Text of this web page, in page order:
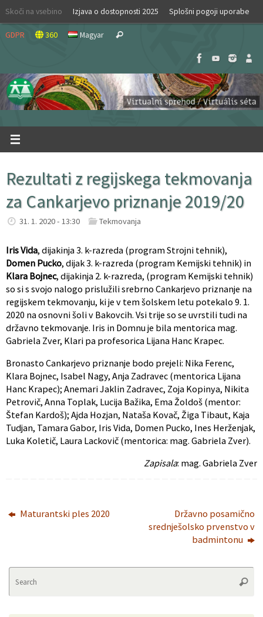
Skip
content
Skoči na vsebino Izjava o dostopnosti 2025 Splošni pogoji uporabe
GDPR 360 Magyar Search
Rezultati z regijskega tekmovanja
za Cankarjevo priznanje 2019/20
31. 1. 2020 - 13:30 Tekmovanja
Iris Vida, dijakinja 3. k-razreda (program Strojni tehnik),
Domen Pucko, dijak 3. k-razreda (program Kemijski tehnik) in
Klara Bojnec, dijakinja 2. k-razreda, (program Kemijski tehnik)
so si s svojo nalogo prislužili srebrno Cankarjevo priznanje na
regijskem tekmovanju, ki je v tem šolskem letu potekalo 9. 1.
2020 na osnovni šoli v Bakovcih. Vsi trije so se uvrstili tudi na
državno tekmovanje. Iris in Domnu je bila mentorica mag.
Gabriela Zver, Klari pa profesorica Lijana Hanc Krapec.
Bronasto Cankarjevo priznanje bodo prejeli: Nika Ferenc,
Klara Bojnec, Isabel Nagy, Anja Zadravec (mentorica Lijana
Hanc Krapec); Anemari Jaklin Zadravec, Zoja Kopinya, Nikita
Petrovič, Anna Toplak, Lucija Bažika, Ema Žoldoš (mentor:
Štefan Kardoš); Ajda Hozjan, Nataša Kovač, Žiga Tibaut, Kaja
Tudjan, Tamara Gabor, Iris Vida, Domen Pucko, Ines Herženjak,
Luka Koletič, Laura Lackovič (mentorica: mag. Gabriela Zver).
Zapisala: mag. Gabriela Zver
Maturantski ples 2020
Državno posamično
srednješolsko prvenstvo v
badmintonu